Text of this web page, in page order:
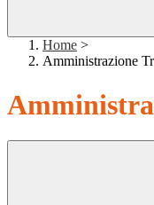
Home >
Amministrazione